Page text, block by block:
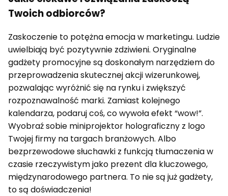
Twoich odbiorców?
Zaskoczenie to potężna emocja w marketingu. Ludzie
uwielbiają być pozytywnie zdziwieni. Oryginalne
gadżety promocyjne są doskonałym narzędziem do
przeprowadzenia skutecznej akcji wizerunkowej,
pozwalając wyróżnić się na rynku i zwiększyć
rozpoznawalność marki. Zamiast kolejnego
kalendarza, podaruj coś, co wywoła efekt “wow!”.
Wyobraź sobie miniprojektor holograficzny z logo
Twojej firmy na targach branżowych. Albo
bezprzewodowe słuchawki z funkcją tłumaczenia w
czasie rzeczywistym jako prezent dla kluczowego,
międzynarodowego partnera. To nie są już gadżety,
to są doświadczenia!